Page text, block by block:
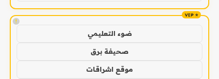
!
ضوء التعليمي
صحيفة برق
موقع اشراقات